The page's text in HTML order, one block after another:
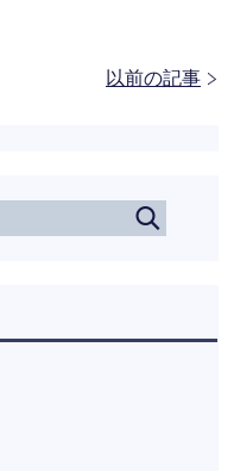
以前の記事